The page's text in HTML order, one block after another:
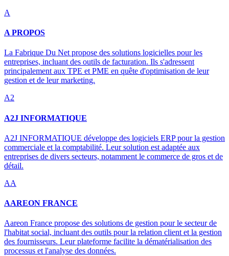
A
A PROPOS
La Fabrique Du Net propose des solutions logicielles pour les
entreprises, incluant des outils de facturation. Ils s'adressent
principalement aux TPE et PME en quête d'optimisation de leur
gestion et de leur marketing.
A2
A2J INFORMATIQUE
A2J INFORMATIQUE développe des logiciels ERP pour la gestion
commerciale et la comptabilité. Leur solution est adaptée aux
entreprises de divers secteurs, notamment le commerce de gros et de
détail.
AA
AAREON FRANCE
Aareon France propose des solutions de gestion pour le secteur de
l'habitat social, incluant des outils pour la relation client et la gestion
des fournisseurs. Leur plateforme facilite la dématérialisation des
processus et l'analyse des données.